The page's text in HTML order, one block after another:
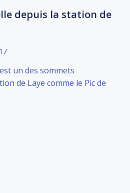
depuis la station de
un des sommets
de Laye comme le Pic de